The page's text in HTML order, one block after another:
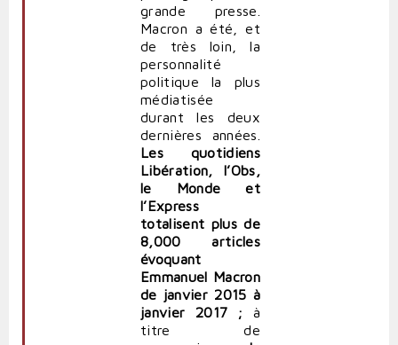
grande presse.
Macron a été, et
de très loin, la
personnalité
politique la plus
médiatisée
durant les deux
dernières années.
Les quotidiens
Libération, l’Obs,
le Monde et
l’Express
totalisent plus de
8,000 articles
évoquant
Emmanuel Macron
de janvier 2015 à
janvier 2017 ; à
titre de